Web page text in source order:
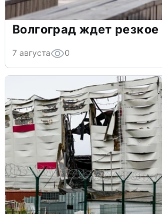
Волгоград ждет
7 августа 0